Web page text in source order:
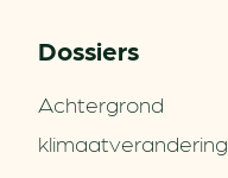
Dossiers
Achtergrond
klimaatverandering